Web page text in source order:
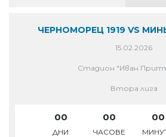
ЧЕРНОМОРЕЦ 1919 VS
15.02.2026
Стадион "Иван
Втора лига
00
ДНИ
00
ЧАСОВЕ
00